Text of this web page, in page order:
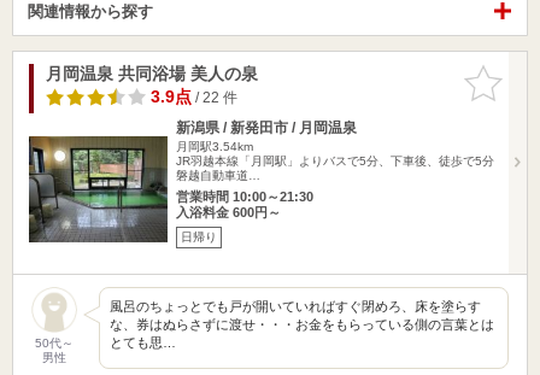
関連情報から探す
お気に入
りに追加
月岡温泉 共同浴場 美人の泉
3.9点/ 22 件
新潟県 / 新発田市 / 月岡温泉
月岡駅3.54km
JR羽越本線「月岡駅」よりバスで5分、下車後、徒歩で5分
磐越自動車道…
営業時間 10:00～21:30
入浴料金 600円～
日帰り
50代～
男性
風呂のちょっとでも戸が開いていればすぐ閉めろ、床を塗らす
な、券はぬらさずに渡せ・・・お金をもらっている側の言葉とは
とても思…